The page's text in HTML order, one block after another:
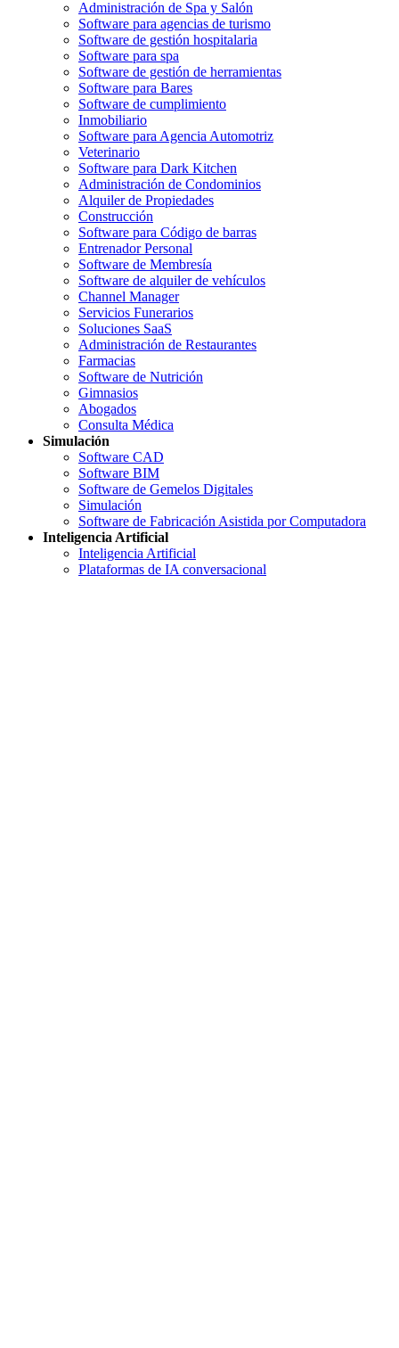
Administración de Spa y Salón
Software para agencias de turismo
Software de gestión hospitalaria
Software para spa
Software de gestión de herramientas
Software para Bares
Software de cumplimiento
Inmobiliario
Software para Agencia Automotriz
Veterinario
Software para Dark Kitchen
Administración de Condominios
Alquiler de Propiedades
Construcción
Software para Código de barras
Entrenador Personal
Software de Membresía
Software de alquiler de vehículos
Channel Manager
Servicios Funerarios
Soluciones SaaS
Administración de Restaurantes
Farmacias
Software de Nutrición
Gimnasios
Abogados
Consulta Médica
Simulación
Software CAD
Software BIM
Software de Gemelos Digitales
Simulación
Software de Fabricación Asistida por Computadora
Inteligencia Artificial
Inteligencia Artificial
Plataformas de IA conversacional